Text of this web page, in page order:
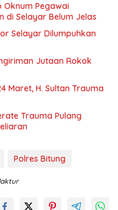
Oknum Pegawai
di Selayar Belum Jelas
Selayar Dilumpuhkan
Jutaan Rokok
Maret, H. Sultan Trauma
Trauma Pulang
Polres Bitung